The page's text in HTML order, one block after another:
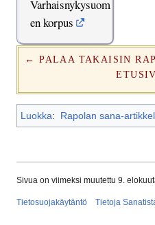
Varhaisnykysuom
en korpus
← PALAA TAKAISIN
Luokka: Rapolan sana-
Sivua on viimeksi muutettu 9.
Tietosuojakäytäntö Tietoja